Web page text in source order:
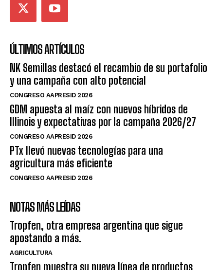
ÚLTIMOS ARTÍCULOS
NK Semillas destacó el recambio de su portafolio
y una campaña con alto potencial
CONGRESO AAPRESID 2026
GDM apuesta al maíz con nuevos híbridos de
Illinois y expectativas por la campaña 2026/27
CONGRESO AAPRESID 2026
PTx llevó nuevas tecnologías para una
agricultura más eficiente
CONGRESO AAPRESID 2026
NOTAS MÁS LEÍDAS
Tropfen, otra empresa argentina que sigue
apostando a más.
AGRICULTURA
Tropfen muestra su nueva línea de productos